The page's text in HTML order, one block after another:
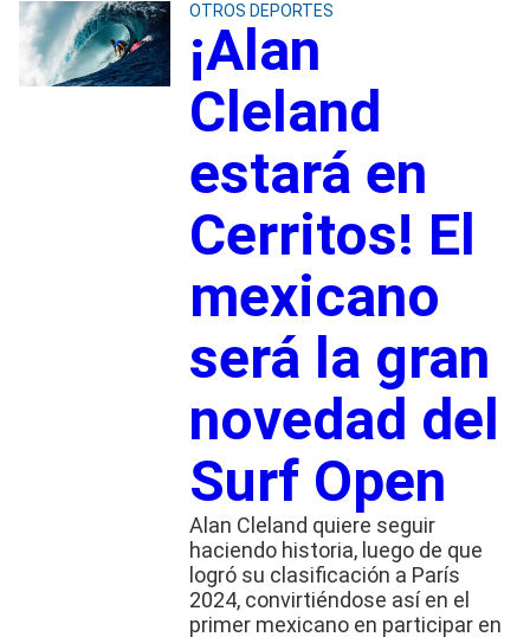
OTROS DEPORTES
¡Alan
Cleland
estará en
Cerritos! El
mexicano
será la gran
novedad del
Surf Open
Alan Cleland quiere seguir
haciendo historia, luego de que
logró su clasificación a París
2024, convirtiéndose así en el
primer mexicano en participar en